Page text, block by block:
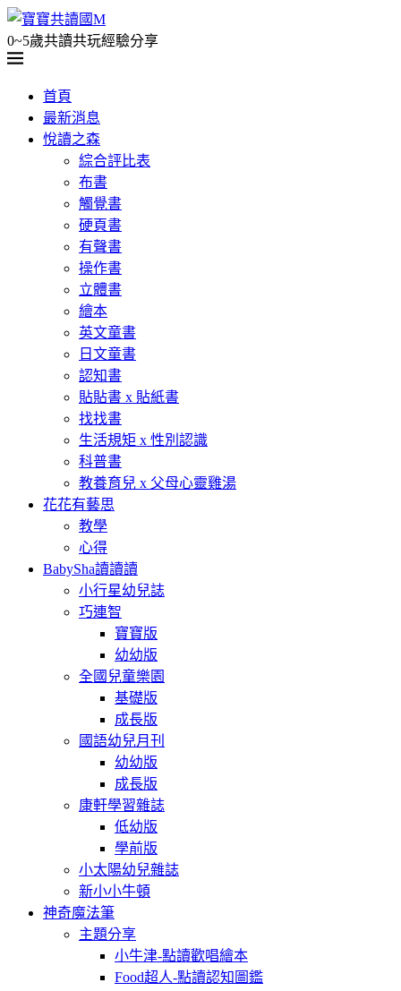
0~5歲共讀共玩經驗分享
首頁
最新消息
悅讀之森
綜合評比表
布書
觸覺書
硬頁書
有聲書
操作書
立體書
繪本
英文童書
日文童書
認知書
貼貼書 x 貼紙書
找找書
生活規矩 x 性別認識
科普書
教養育兒 x 父母心靈雞湯
花花有藝思
教學
心得
BabySha讀讀讀
小行星幼兒誌
巧連智
寶寶版
幼幼版
全國兒童樂園
基礎版
成長版
國語幼兒月刊
幼幼版
成長版
康軒學習雜誌
低幼版
學前版
小太陽幼兒雜誌
新小小牛頓
神奇魔法筆
主題分享
小牛津-點讀歡唱繪本
Food超人-點讀認知圖鑑